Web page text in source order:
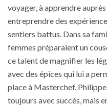
voyager, à apprendre
entreprendre des
sentiers battus. Dans sa
femmes préparaient un
ce talent de magnifier les
avec des épices qui lui a
place à Masterchef.
toujours avec succès, mais